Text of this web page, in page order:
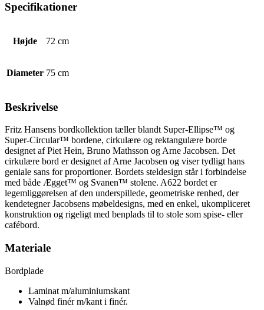
Specifikationer
Højde 72 cm
Diameter 75 cm
Beskrivelse
Fritz Hansens bordkollektion tæller blandt Super-Ellipse™ og
Super-Circular™ bordene, cirkulære og rektangulære borde
designet af Piet Hein, Bruno Mathsson og Arne Jacobsen. Det
cirkulære bord er designet af Arne Jacobsen og viser tydligt hans
geniale sans for proportioner. Bordets steldesign står i forbindelse
med både Ægget™ og Svanen™ stolene. A622 bordet er
legemliggørelsen af den underspillede, geometriske renhed, der
kendetegner Jacobsens møbeldesigns, med en enkel, ukompliceret
konstruktion og rigeligt med benplads til to stole som spise- eller
cafébord.
Materiale
Bordplade
Laminat m/aluminiumskant
Valnød finér m/kant i finér.